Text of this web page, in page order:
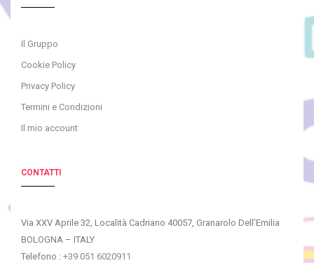
Il Gruppo
Cookie Policy
Privacy Policy
Termini e Condizioni
Il mio account
CONTATTI
Via XXV Aprile 32, Località Cadriano 40057, Granarolo Dell’Emilia
BOLOGNA – ITALY
Telefono : +39 051 6020911